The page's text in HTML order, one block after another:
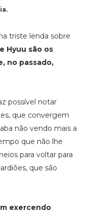
triste lenda sobre
Hyuu são os
no passado,
possível notar
que convergem
não vendo mais a
que não lhe
para voltar para
que são
exercendo